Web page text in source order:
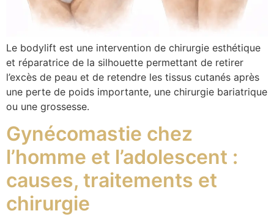
Le bodylift est une intervention de chirurgie esthétique
et réparatrice de la silhouette permettant de retirer
l’excès de peau et de retendre les tissus cutanés après
une perte de poids importante, une chirurgie bariatrique
ou une grossesse.
Gynécomastie chez
l’homme et l’adolescent :
causes, traitements et
chirurgie